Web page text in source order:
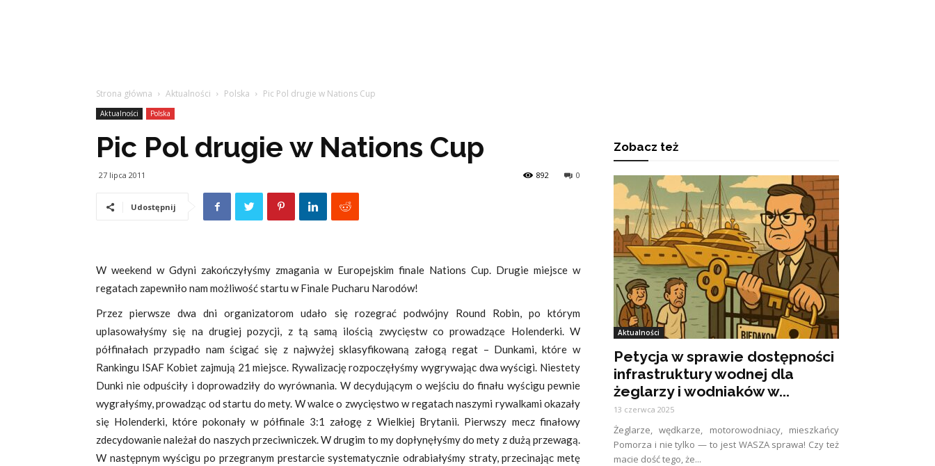
Strona główna Aktualności Polska Pic Pol drugie w Nations Cup
Aktualności Polska
Pic Pol drugie w Nations Cup
27 lipca 2011 0
892
Udostępnij
W weekend w Gdyni zakończyłyśmy zmagania w Europejskim finale Nations Cup. Drugie miejsce w
regatach zapewniło nam możliwość startu w Finale Pucharu Narodów!
Przez pierwsze dwa dni organizatorom udało się rozegrać podwójny Round Robin, po którym
uplasowałyśmy się na drugiej pozycji, z tą samą ilością zwycięstw co prowadzące Holenderki. W
półfinałach przypadło nam ścigać się z najwyżej sklasyfikowaną załogą regat – Dunkami, które w
Rankingu ISAF Kobiet zajmują 21 miejsce. Rywalizację rozpoczęłyśmy wygrywając dwa wyścigi. Niestety
Dunki nie odpuściły i doprowadziły do wyrównania. W decydującym o wejściu do finału wyścigu pewnie
wygrałyśmy, prowadząc od startu do mety. W walce o zwycięstwo w regatach naszymi rywalkami okazały
się Holenderki, które pokonały w półfinale 3:1 załogę z Wielkiej Brytanii. Pierwszy mecz finałowy
zdecydowanie należał do naszych przeciwniczek. W drugim to my dopłynęłyśmy do mety z dużą przewagą.
W następnym wyścigu po przegranym prestarcie systematycznie odrabiałyśmy straty, przecinając metę
Zobacz też
Aktualności
Petycja w sprawie dostępności
infrastruktury wodnej dla
żeglarzy i wodniaków w...
13 czerwca 2025
Żeglarze, wędkarze, motorowodniacy, mieszkańcy
Pomorza i nie tylko — to jest WASZA sprawa! Czy też
macie dość tego, że...